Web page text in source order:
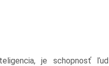
je schopnosť